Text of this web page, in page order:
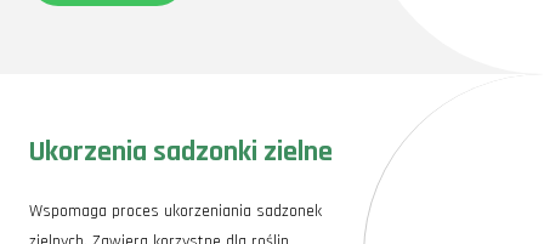
Ukorzenia sadzonki zielne
Wspomaga proces ukorzeniania sadzonek